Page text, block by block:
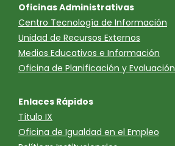
Oficinas Administrativas
Centro Tecnología de Información
Unidad de Recursos Externos
Medios Educativos e Información
Oficina de Planificación y Evaluación
Enlaces Rápidos
Título IX
Oficina de Igualdad en el Empleo